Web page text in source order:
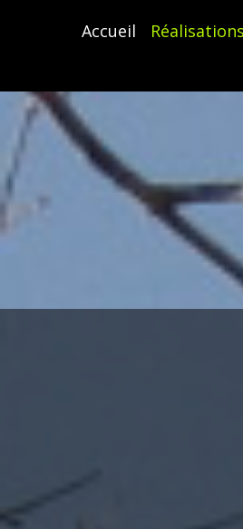
Accueil Réalisations